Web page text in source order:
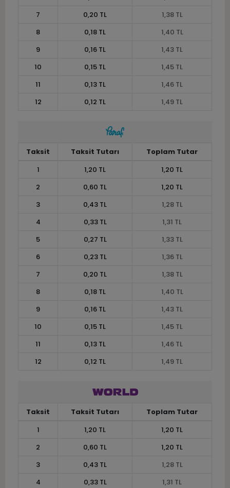
7
0,20 TL
1,38 TL
8
0,18 TL
1,40 TL
9
0,16 TL
1,43 TL
10
0,15 TL
1,45 TL
11
0,13 TL
1,46 TL
12
0,12 TL 1,49 TL
Taksit Taksit Tutarı
Toplam Tutar
1
1,20 TL
1,20 TL
2
0,60 TL
1,20 TL
3
0,43 TL
1,28 TL
4
0,33 TL
1,31 TL
5
0,27 TL
1,33 TL
6
0,23 TL
1,36 TL
7
0,20 TL
1,38 TL
8
0,18 TL
1,40 TL
9
0,16 TL
1,43 TL
10
0,15 TL
1,45 TL
11
0,13 TL
1,46 TL
12
0,12 TL 1,49 TL
Taksit Taksit Tutarı
Toplam Tutar
1
1,20 TL
1,20 TL
2
0,60 TL
1,20 TL
3
0,43 TL
1,28 TL
4
0,33 TL
1,31 TL